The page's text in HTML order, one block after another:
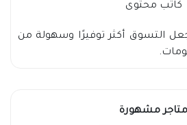
كاتب محتوى
التسوق أكثر توفيرًا وسهولة من
متاجر مشهورة